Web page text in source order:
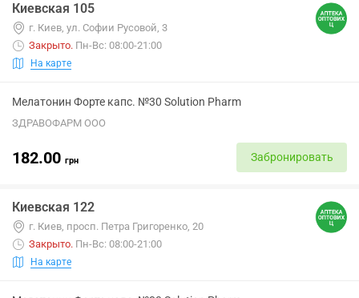
Киевская 105
г. Киев, ул. Софии Русовой, 3
Закрыто. Пн-Вс: 08:00-21:00
На карте
Мелатонин Форте капс. №30 Solution Pharm
ЗДРАВОФАРМ ООО
182.00 грн Забронировать
Киевская 122
г. Киев, просп. Петра Григоренко, 20
Закрыто. Пн-Вс: 08:00-21:00
На карте